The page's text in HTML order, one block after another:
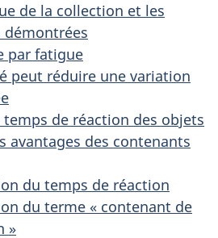
de la collection et les
par fatigue
peut réduire une variation
temps de réaction des objets
avantages des contenants
du temps de réaction
du terme « contenant de
»